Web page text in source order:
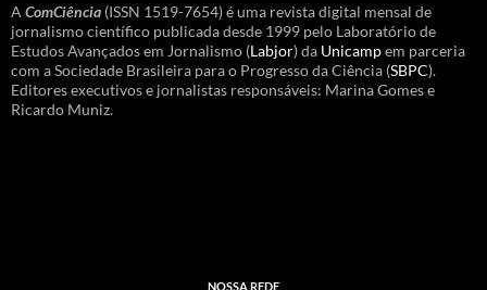
A ComCiência (ISSN 1519-7654) é uma revista digital mensal de
jornalismo científico publicada desde 1999 pelo Laboratório de
Estudos Avançados em Jornalismo (Labjor) da Unicampem parceria
com a Sociedade Brasileira para o Progresso da Ciência (SBPC).
Editores executivos e jornalistas responsáveis: Marina Gomes e
Ricardo Muniz.
NOSSA REDE